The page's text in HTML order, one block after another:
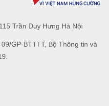
Trần Duy Hưng Hà Nội
GP-BTTTT, Bộ Thông tin và